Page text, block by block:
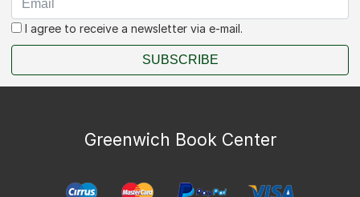
I agree to receive a newsletter via e-mail.
SUBSCRIBE
Greenwich Book Center